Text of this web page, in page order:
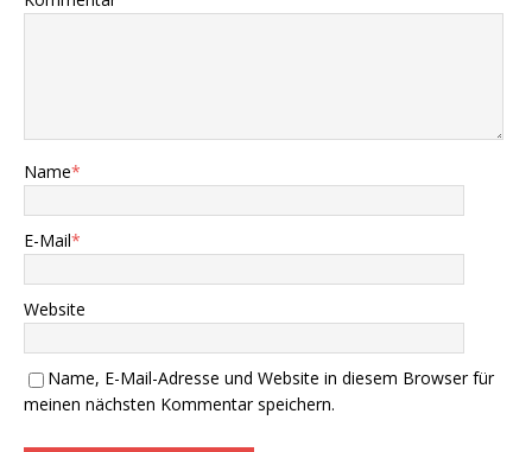
Name*
E-Mail*
Website
Name, E-Mail-Adresse und Website in diesem Browser für
meinen nächsten Kommentar speichern.